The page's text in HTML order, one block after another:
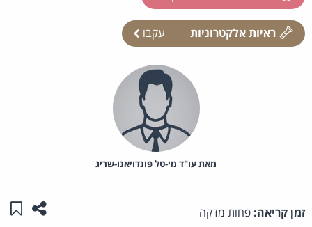
ראיות אלקטרוניות עקבו
מאת‏ עו"ד מי-טל פונדויאנו-שריג
זמן קריאה: פחות מדקה שתפו